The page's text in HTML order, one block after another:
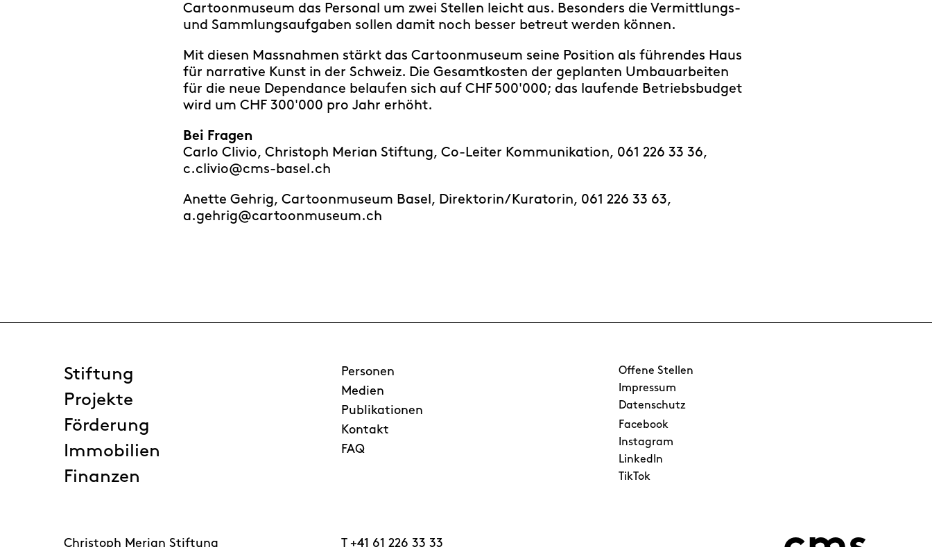
Cartoonmuseum das Personal um zwei Stellen leicht aus. Besonders die Vermittlungs-
und Sammlungsaufgaben sollen damit noch besser betreut werden können.
Mit diesen Massnahmen stärkt das Cartoonmuseum seine Position als führendes Haus
für narrative Kunst in der Schweiz. Die Gesamtkosten der geplanten Umbauarbeiten
für die neue Dependance belaufen sich auf CHF 500'000; das laufende Betriebsbudget
wird um CHF 300'000 pro Jahr erhöht.
Bei Fragen
Carlo Clivio, Christoph Merian Stiftung, Co-Leiter Kommunikation, 061 226 33 36,
c.clivio@cms-basel.ch
Anette Gehrig, Cartoonmuseum Basel, Direktorin/Kuratorin, 061 226 33 63,
a.gehrig@cartoonmuseum.ch
Stiftung
Projekte
Förderung
Immobilien
Finanzen
Personen
Medien
Publikationen
Kontakt
FAQ
Offene Stellen
Impressum
Datenschutz
Facebook
Instagram
LinkedIn
TikTok
Christoph Merian Stiftung T +41 61 226 33 33